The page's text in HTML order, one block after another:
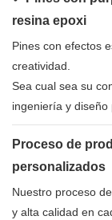
resina epoxi
Pines con efectos
creatividad.
Sea cual sea su
ingeniería y
Proceso de
personalizados
Nuestro proceso
y alta calidad en